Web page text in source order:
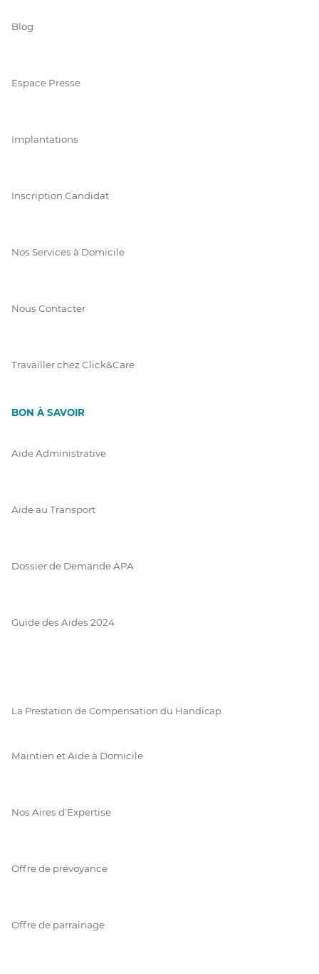
Blog
Espace Presse
Implantations
Inscription Candidat
Nos Services à Domicile
Nous Contacter
Travailler chez Click&Care
BON À SAVOIR
Aide Administrative
Aide au Transport
Dossier de Demande APA
Guide des Aides 2024
La Prestation de Compensation du Handicap
Maintien et Aide à Domicile
Nos Aires d'Expertise
Offre de prévoyance
Offre de parrainage